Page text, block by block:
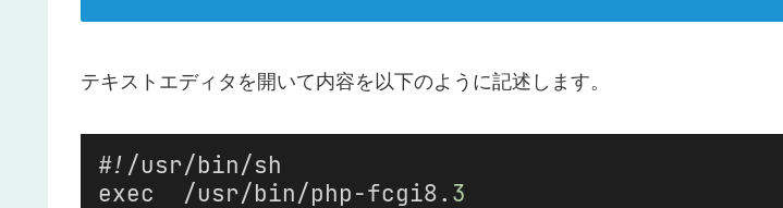
テキストエディタを開いて内容を以下のように記述します。
#!/usr/bin/sh
exec  /usr/bin/php-fcgi8. 3